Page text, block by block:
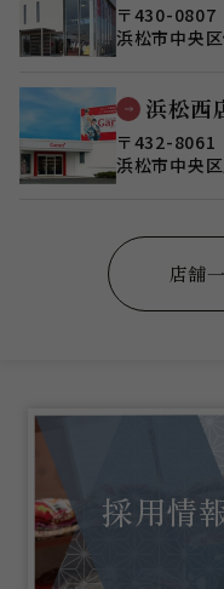
〒430-0807
浜松市中央
浜松西
〒432-8061
浜松市中央
店舗
採用情